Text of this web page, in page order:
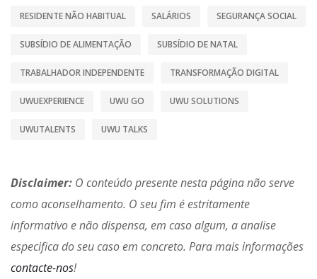
RESIDENTE NÃO HABITUAL SALÁRIOS SEGURANÇA SOCIAL
SUBSÍDIO DE ALIMENTAÇÃO SUBSÍDIO DE NATAL
TRABALHADOR INDEPENDENTE TRANSFORMAÇÃO DIGITAL
UWUEXPERIENCE UWU GO UWU SOLUTIONS
UWUTALENTS UWU TALKS
Disclaimer: O conteúdo presente nesta página não serve
como aconselhamento. O seu fim é estritamente
informativo e não dispensa, em caso algum, a analise
especifica do seu caso em concreto. Para mais informações
contacte-nos!